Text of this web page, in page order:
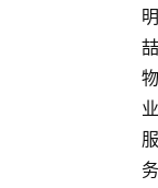
明
喆
物
业
服
务